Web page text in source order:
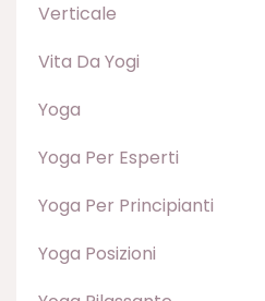
Verticale
Vita Da Yogi
Yoga
Yoga Per Esperti
Yoga Per Principianti
Yoga Posizioni